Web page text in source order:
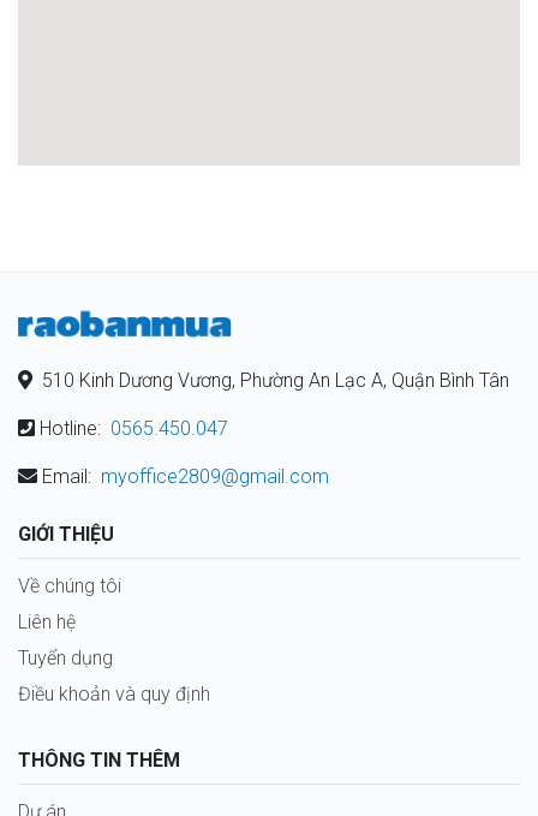
510 Kinh Dương Vương, Phường An Lạc A, Quận Bình Tân
Hotline: 0565.450.047
Email: myoffice2809@gmail.com
GIỚI THIỆU
Về chúng tôi
Liên hệ
Tuyển dụng
Điều khoản và quy định
THÔNG TIN THÊM
Dự án